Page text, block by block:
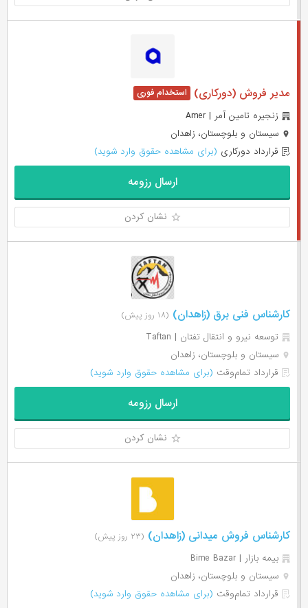
مدیر فروش (دورکاری)
زنجیره تامین آمر | Amer
سیستان و بلوچستان، زاهدان
قرارداد دورکاری (برای مشاهده حقوق وارد شوید)
ارسال رزومه
نشان کردن
کارشناس فنی برق (زاهدان) (۱۸ روز پیش)
توسعه نیرو و انتقال تفتان | Taftan
سیستان و بلوچستان، زاهدان
قرارداد تمام‌وقت (برای مشاهده حقوق وارد شوید)
ارسال رزومه
نشان کردن
کارشناس فروش میدانی (زاهدان) (۲۳ روز پیش)
بیمه بازار | Bime Bazar
سیستان و بلوچستان، زاهدان
قرارداد تمام‌وقت (برای مشاهده حقوق وارد شوید)